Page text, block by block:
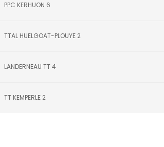
PPC KERHUON 6
TTAL HUELGOAT-PLOUYE 2
LANDERNEAU TT 4
TT KEMPERLE 2